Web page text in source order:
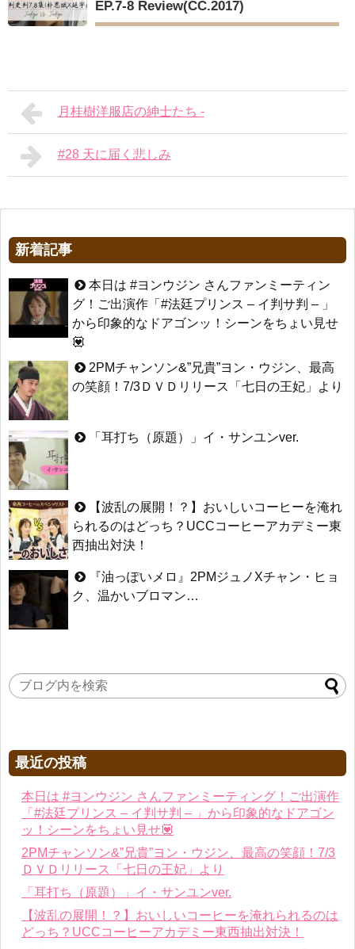
EP.7-8 Review(CC.2017)
月桂樹洋服店の紳士たち -
#28 天に届く悲しみ
新着記事
本日は #ヨンウジン さんファンミーティン
グ！ご出演作「#法廷プリンス – イ判サ判 – 」
から印象的なドアゴンッ！シーンをちょい見せ
💟
2PMチャンソン&”兄貴”ヨン・ウジン、最高
の笑顔！7/3ＤＶＤリリース「七日の王妃」より
「耳打ち（原題）」イ・サンユンver.
【波乱の展開！？】おいしいコーヒーを淹れ
られるのはどっち？UCCコーヒーアカデミー東
西抽出対決！
『油っぽいメロ』2PMジュノXチャン・ヒョ
ク、温かいブロマン…
最近の投稿
本日は #ヨンウジン さんファンミーティング！ご出演作
「#法廷プリンス – イ判サ判 – 」から印象的なドアゴン
ッ！シーンをちょい見せ💟
2PMチャンソン&”兄貴”ヨン・ウジン、最高の笑顔！7/3
ＤＶＤリリース「七日の王妃」より
「耳打ち（原題）」イ・サンユンver.
【波乱の展開！？】おいしいコーヒーを淹れられるのは
どっち？UCCコーヒーアカデミー東西抽出対決！